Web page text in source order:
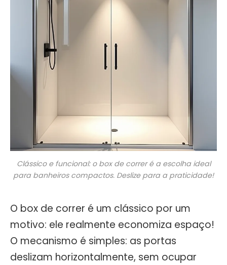
Clássico e funcional: o box de correr é a escolha ideal
para banheiros compactos. Deslize para a praticidade!
O box de correr é um clássico por um
motivo: ele realmente economiza espaço!
O mecanismo é simples: as portas
deslizam horizontalmente, sem ocupar